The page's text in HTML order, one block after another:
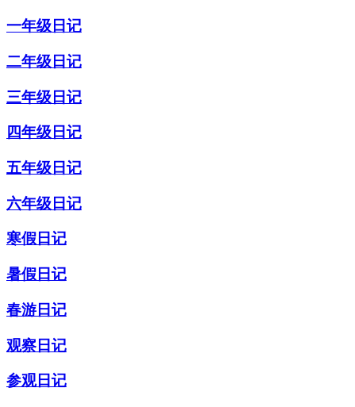
一年级日记
二年级日记
三年级日记
四年级日记
五年级日记
六年级日记
寒假日记
暑假日记
春游日记
观察日记
参观日记